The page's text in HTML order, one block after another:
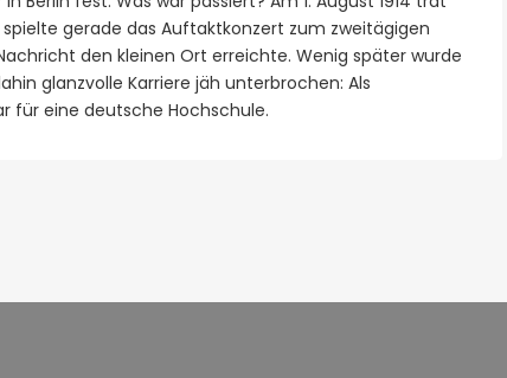
gerade das Auftaktkonzert zum zweitägigen
den kleinen Ort erreichte. Wenig später wurde
glanzvolle Karriere jäh unterbrochen: Als
für eine deutsche Hochschule.